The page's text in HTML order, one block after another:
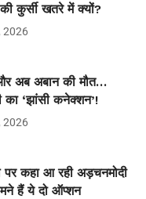
की कुर्सी खतरे में क्यों?
2026
अब अबान की मौत…
‘झांसी कनेक्शन’!
2026
पर कहा आ रही अड़चनमोदी
हैं ये दो ऑप्शन